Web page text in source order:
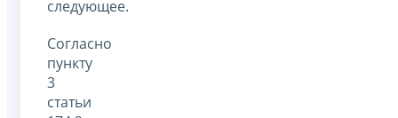
следующее.
Согласно
пункту
3
статьи